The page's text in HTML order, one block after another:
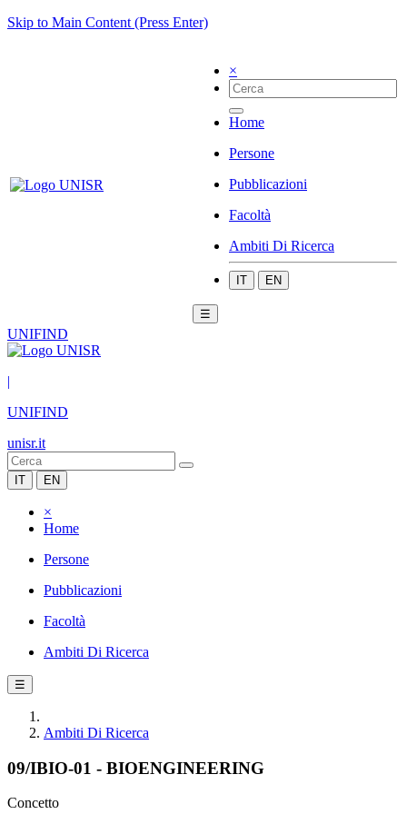
Skip to Main Content (Press Enter)
×
Home
Persone
Pubblicazioni
Facoltà
Ambiti Di Ricerca
IT EN
☰
UNIFIND
|
UNIFIND
unisr.it
IT EN
×
Home
Persone
Pubblicazioni
Facoltà
Ambiti Di Ricerca
☰
Ambiti Di Ricerca
09/IBIO-01 - BIOENGINEERING
Concetto